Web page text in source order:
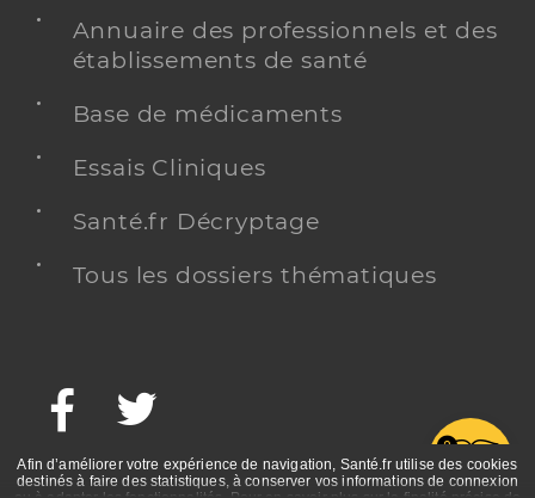
Annuaire des professionnels et des
établissements de santé
Base de médicaments
Essais Cliniques
Santé.fr Décryptage
Tous les dossiers thématiques
Facebook
Afin d’améliorer votre expérience de navigation, Santé.fr utilise des cookies
destinés à faire des statistiques, à conserver vos informations de connexion